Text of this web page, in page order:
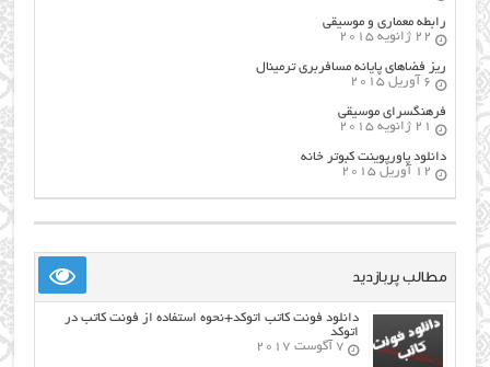
رابطه معماری و موسیقی
22 ژانویه 2015
ریز فضاهای پایانه مسافربری ترمینال
6 آوریل 2015
فرهنگسراي موسيقي
21 ژانویه 2015
دانلود پاورپوینت کبوتر خانه
12 آوریل 2015
مطالب پربازدید
دانلود فونت کاتب اتوکد+نحوه استفاده از فونت کاتب در
اتوکد
7 آگوست 2017